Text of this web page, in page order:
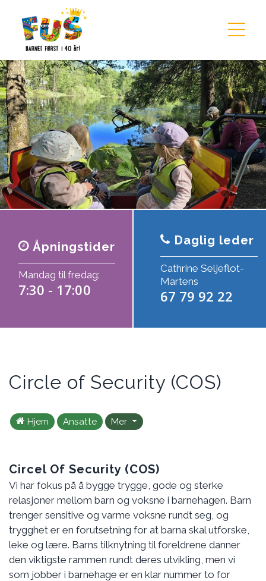
Hopp til innhold
Åpningstider
Mandag til fredag:
7:30 - 17:00
Daglig leder
Cathrine Seljeflot-
Martens
67 79 92 22
Circle of Security (COS)
Hjem Ansatte Mer
Circel Of Security (COS)
Vi har fokus på å bygge trygge, gode og sterke
relasjoner mellom barn og voksne i barnehagen. Barn
trenger sensitive og varme voksne rundt seg, og
trygghet er en forutsetning for at barna skal utforske,
leke og lære. Barns tilknytning til foreldrene danner
den viktigste rammen rundt deres utvikling, men vi
som jobber i barnehage er en klar nummer to for